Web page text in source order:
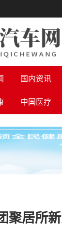
国内资讯
中国医疗
聚居所